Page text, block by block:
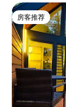
房客推荐
房客推荐